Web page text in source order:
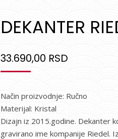
DEKANTER
33.690,00 RSD
Način proizvodnje: Ručno
Materijal: Kristal
Dizajn iz 2015.godine. Dekanter
gravirano ime kompanije Riedel.